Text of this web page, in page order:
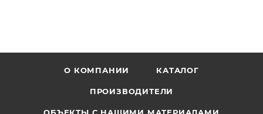
О КОМПАНИИ КАТАЛОГ
ПРОИЗВОДИТЕЛИ